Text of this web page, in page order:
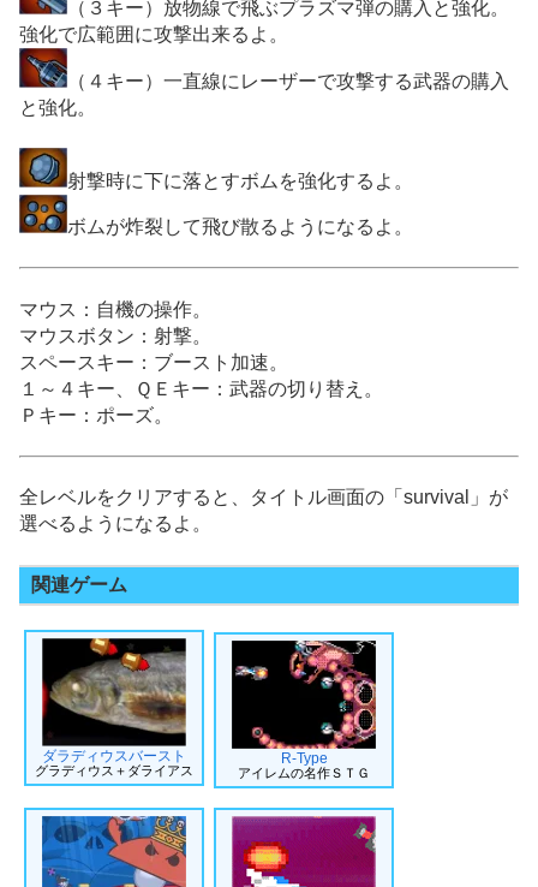
（３キー）放物線で飛ぶプラズマ弾の購入と強化。
強化で広範囲に攻撃出来るよ。
（４キー）一直線にレーザーで攻撃する武器の購入
と強化。
射撃時に下に落とすボムを強化するよ。
ボムが炸裂して飛び散るようになるよ。
マウス：自機の操作。
マウスボタン：射撃。
スペースキー：ブースト加速。
１～４キー、ＱＥキー：武器の切り替え。
Ｐキー：ポーズ。
全レベルをクリアすると、タイトル画面の「survival」が
選べるようになるよ。
関連ゲーム
ダラディウスバースト
グラディウス＋ダライアス
R-Type
アイレムの名作ＳＴＧ